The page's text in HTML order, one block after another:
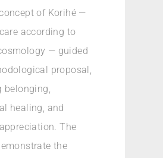
of Korihé —
according to
— guided
proposal,
belonging,
healing, and
The
the